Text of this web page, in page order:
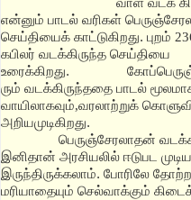
என்னும் பாடல் வரிகள்
செய்தியைக் காட்டுகிறது. புறம்
கபிலர் வடக்கிருந்த செய்தியை
உரைக்கிறது.
ரும் வடக்கிருந்ததை பாடல்
வாயிலாகவும்,வரலாற்றுக்
அறியமுடிகிறது.
பெருஞ்சேரலாதன்
இனிதான் அரசியலில் ஈடுபட
இருந்திருக்கலாம். போரிலே
மரியாதையும் செல்வாக்கும்